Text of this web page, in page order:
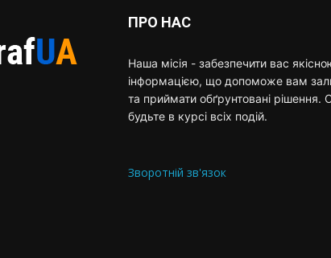
ПРО НАС
Наша місія - забезпечити вас
інформацією, що допоможе вам
та приймати обґрунтовані рішення.
будьте в курсі всіх подій.
Зворотній зв'язок